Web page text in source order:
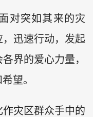
对突如其来的灾
迅速行动，发起
界的爱心力量，
望。
灾区群众手中的